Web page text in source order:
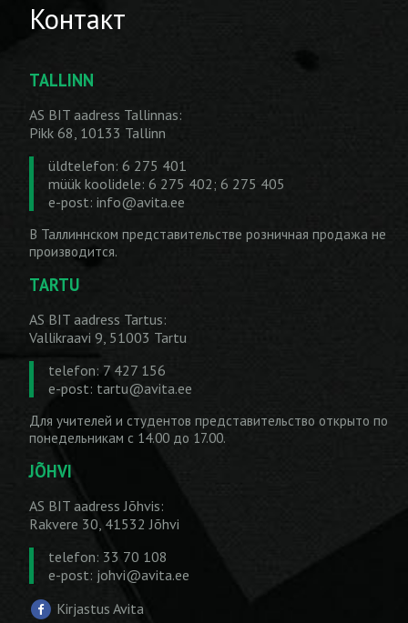
Контакт
TALLINN
AS BIT aadress Tallinnas:
Pikk 68, 10133 Tallinn
üldtelefon: 6 275 401
müük koolidele: 6 275 402; 6 275 405
e-post: info@avita.ee
В Таллиннском представительстве розничная продажа не
производится.
TARTU
AS BIT aadress Tartus:
Vallikraavi 9, 51003 Tartu
telefon: 7 427 156
e-post: tartu@avita.ee
Для учителей и студентов представительство открыто по
понедельникам с 14.00 до 17.00.
JÕHVI
AS BIT aadress Jõhvis:
Rakvere 30, 41532 Jõhvi
telefon: 33 70 108
e-post: johvi@avita.ee
Kirjastus Avita